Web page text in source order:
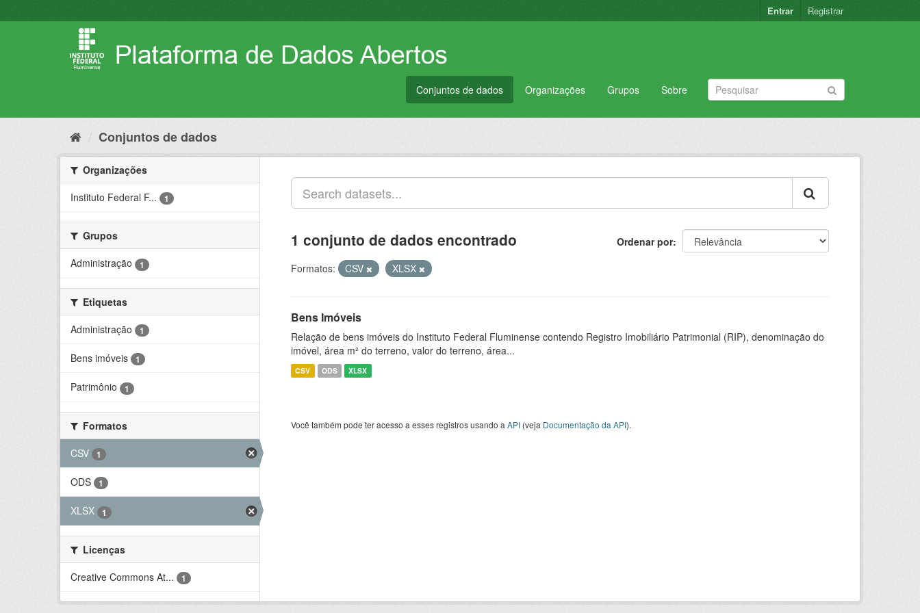
para
Entrar Registrar
Conjuntos de dados Organizações Grupos Sobre
Conjuntos de dados
Organizações
Instituto Federal F...
1
Grupos
Administração
1
Etiquetas
Administração
1
Bens imóveis 1
Patrimônio 1
Formatos
CSV
1
ODS 1
XLSX 1
Licenças
Creative Commons At...
1
Ordenar por
1 conjunto de dados encontrado
Formatos: CSV XLSX
Bens Imóveis
Relação de bens imóveis do Instituto Federal Fluminense contendo Registro Imobiliário Patrimonial (RIP), denominação do
imóvel, área m² do terreno, valor do terreno, área...
CSV ODS XLSX
Você também pode ter acesso a esses registros usando a API (veja Documentação da API).